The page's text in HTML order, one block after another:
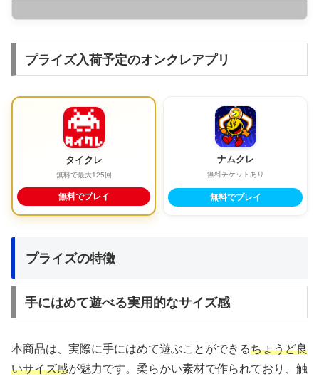
プライズ入荷予定のオンクレアプリ
タイクレ
無料で最大125回
無料でプレイ
ナムクレ
無料チケットあり
無料でプレイ
プライズの特徴
手にはめて遊べる実用的なサイズ感
本商品は、実際に手にはめて遊ぶことができるちょうど良
いサイズ感が魅力です。柔らかい素材で作られており、触